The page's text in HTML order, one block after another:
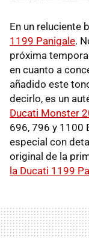
En un reluciente
1199 Panigale.
próxima
en cuanto a
añadido este
decirlo, es un
Ducati Monster
696, 796 y 1100
especial con
original de la
la Ducati 1199